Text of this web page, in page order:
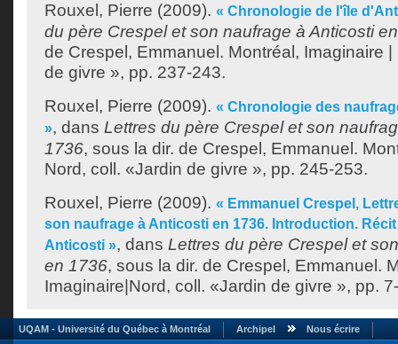
Rouxel, Pierre (2009). « Chronologie de l'île
du père Crespel et son naufrage à Anticosti
de Crespel, Emmanuel . Montréal, Imaginaire
de givre », pp. 237-243.
Rouxel, Pierre (2009). « Chronologie des
», dans Lettres du père Crespel et son
1736, sous la dir. de Crespel, Emmanuel .
Nord, coll. «Jardin de givre », pp. 245-253.
Rouxel, Pierre (2009). « Emmanuel Crespel,
son naufrage à Anticosti en 1736. Introduction.
Anticosti », dans Lettres du père Crespel et
en 1736, sous la dir. de Crespel, Emmanuel .
Imaginaire|Nord, coll. «Jardin de givre », pp.
UQAM - Université du Québec à Montréal Archipel Nous écrire